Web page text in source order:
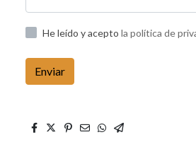
He leído y acepto la política de
Enviar